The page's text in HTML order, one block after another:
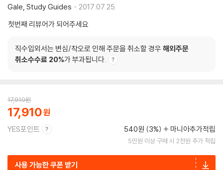
Gale, Study Guides
2017.07.25.
첫번째 리뷰어가 되어주세요
직수입외서는 변심/착오로 인해 주문을 취소할 경우 해외주문
취소수수료 20%가 부과됩니다.
17,910원
17,910
YES포인트 540원 (3%) 마니아추가적립
5만원 이상 구매 시 2천원 추가 적립
사용 가능한 쿠폰 받기